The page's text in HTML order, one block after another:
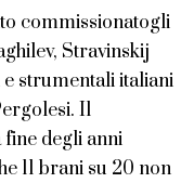
commissionatogli
Stravinskij
strumentali italiani
Il
degli anni
11 brani su 20 non